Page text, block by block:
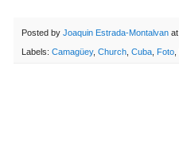
Posted by Joaquin Estrada-Montalvan at
Labels: Camagüey, Church Cuba Foto